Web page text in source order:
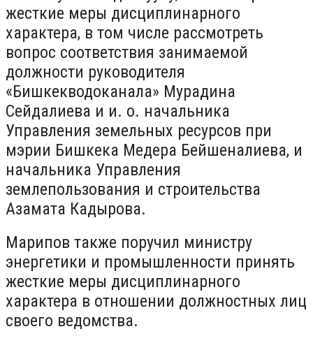
жесткие меры дисциплинарного
характера, в том числе рассмотреть
вопрос соответствия занимаемой
должности руководителя
«Бишкекводоканала» Мурадина
Сейдалиева и и. о. начальника
Управления земельных ресурсов при
мэрии Бишкека Медера Бейшеналиева, и
начальника Управления
землепользования и строительства
Азамата Кадырова.
Марипов также поручил министру
энергетики и промышленности принять
жесткие меры дисциплинарного
характера в отношении должностных лиц
своего ведомства.